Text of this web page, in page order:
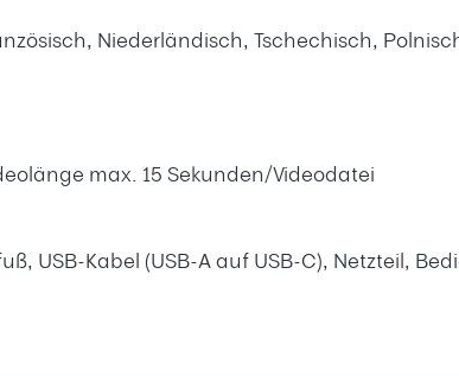
Niederländisch, Tschechisch,
max. 15 Sekunden/Videodatei
USB-Kabel (USB-A auf USB-C), Netzteil,